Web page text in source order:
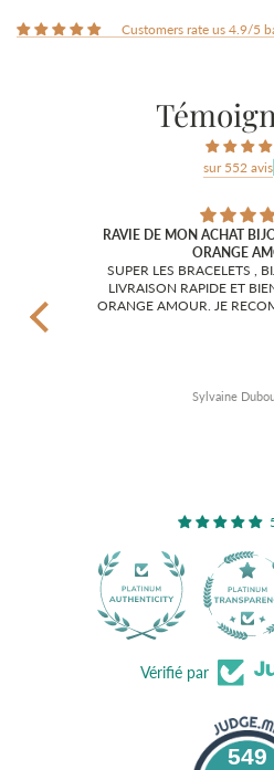
Customers rate us 4.9/5
sur 552 avis
RAVIE DE MON ACHAT
ORANGE
SUPER LES BRACELETS ,
LIVRAISON RAPIDE ET
ORANGE AMOUR. JE
Sylvaine
Vérifié par
549